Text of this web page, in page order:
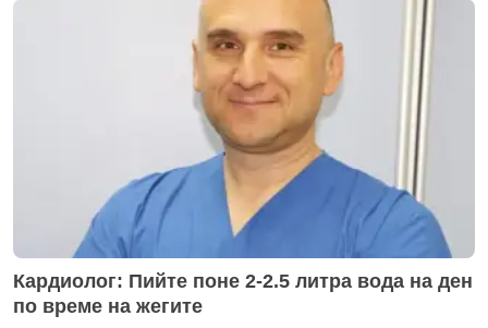
Кардиолог: Пийте поне 2-2.5 литра вода на ден
по време на жегите